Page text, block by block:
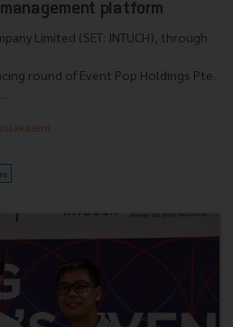
platform
Limited (SET: INTUCH), through
round of Event Pop Holdings Pte.